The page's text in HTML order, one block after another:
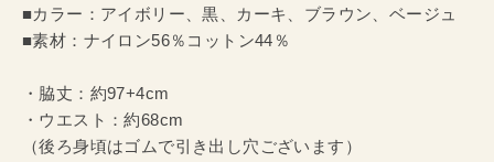
■カラー：アイボリー、黒、カーキ、ブラウン、ベージュ
■素材：ナイロン56％コットン44％
・脇丈：約97+4cm
・ウエスト：約68cm
（後ろ身頃はゴムで引き出し穴ございます）